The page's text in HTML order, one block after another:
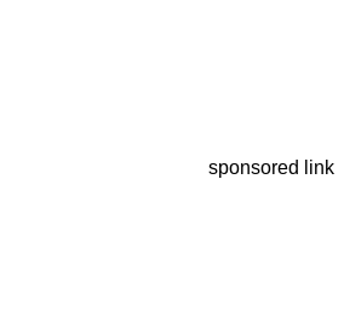
sponsored link